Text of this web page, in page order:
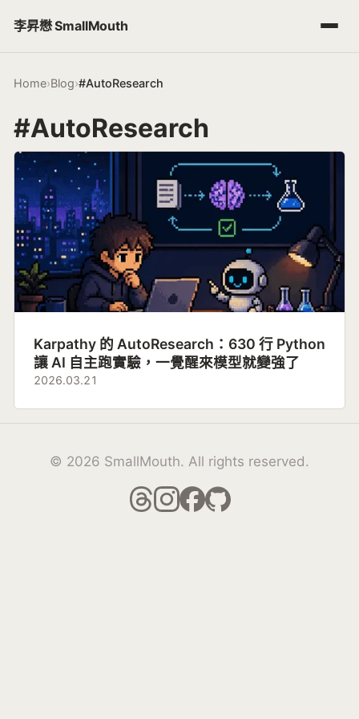
李昇懋 SmallMouth
Home›Blog›#AutoResearch
#AutoResearch
Karpathy 的 AutoResearch：630 行 Python
讓 AI 自主跑實驗，一覺醒來模型就變強了
2026.03.21
© 2026 SmallMouth. All rights reserved.